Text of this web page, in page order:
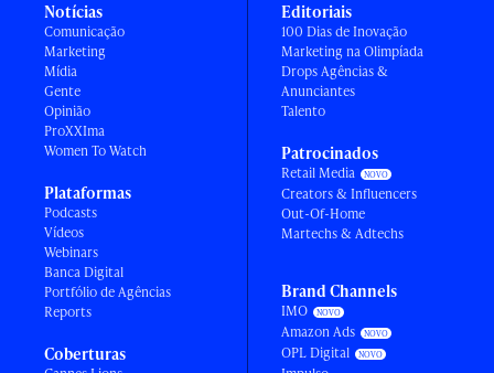
Notícias
Comunicação
Marketing
Mídia
Gente
Opinião
ProXXIma
Women To Watch
Plataformas
Podcasts
Vídeos
Webinars
Banca Digital
Portfólio de Agências
Reports
Coberturas
Editoriais
100 Dias de Inovação
Marketing na Olimpíada
Drops Agências &
Anunciantes
Talento
Patrocinados
Retail Media
Creators & Influencers
Out-Of-Home
Martechs & Adtechs
Brand Channels
IMO
Amazon Ads
OPL Digital